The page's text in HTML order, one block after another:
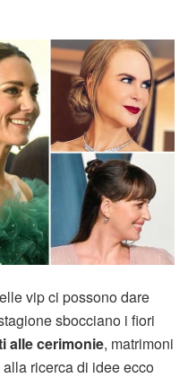
vip ci possono dare
sbocciano i fiori
alle cerimonie, matrimoni
ricerca di idee ecco